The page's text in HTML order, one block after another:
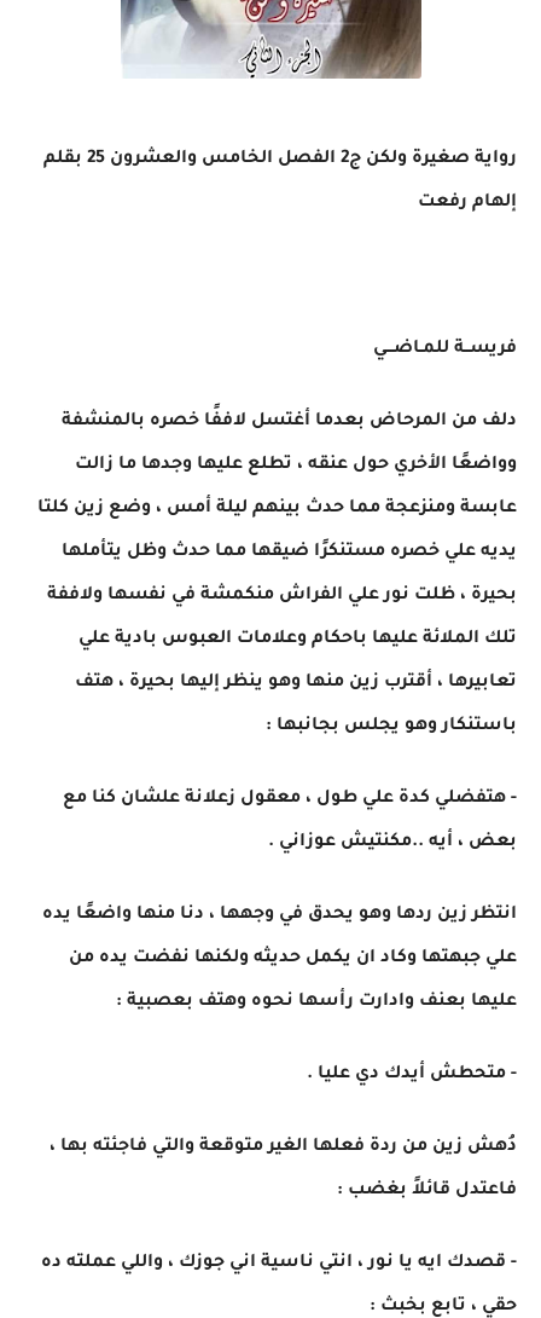
رواية صغيرة ولكن ج2 الفصل الخامس والعشرون 25 بقلم
إلهام رفعت
فريســة للمـاضـــي
دلف من المرحاض بعدما أغتسل لاففًا خصره بالمنشفة
وواضعًا الأخري حول عنقه ، تطلع عليها وجدها ما زالت
عابسة ومنزعجة مما حدث بينهم ليلة أمس ، وضع زين كلتا
يديه علي خصره مستنكرًا ضيقها مما حدث وظل يتأملها
بحيرة ، ظلت نور علي الفراش منكمشة في نفسها ولاففة
تلك الملائة عليها باحكام وعلامات العبوس بادية علي
تعابيرها ، أقترب زين منها وهو ينظر إليها بحيرة ، هتف
باستنكار وهو يجلس بجانبها :
- هتفضلي كدة علي طول ، معقول زعلانة علشان كنا مع
بعض ، أيه ..مكنتيش عوزاني .
انتظر زين ردها وهو يحدق في وجهها ، دنا منها واضعًا يده
علي جبهتها وكاد ان يكمل حديثه ولكنها نفضت يده من
عليها بعنف وادارت رأسها نحوه وهتف بعصبية :
- متحطش أيدك دي عليا .
دُهش زين من ردة فعلها الغير متوقعة والتي فاجئته بها ،
فاعتدل قائلاً بغضب :
- قصدك ايه يا نور ، انتي ناسية اني جوزك ، واللي عملته ده
حقي ، تابع بخبث :